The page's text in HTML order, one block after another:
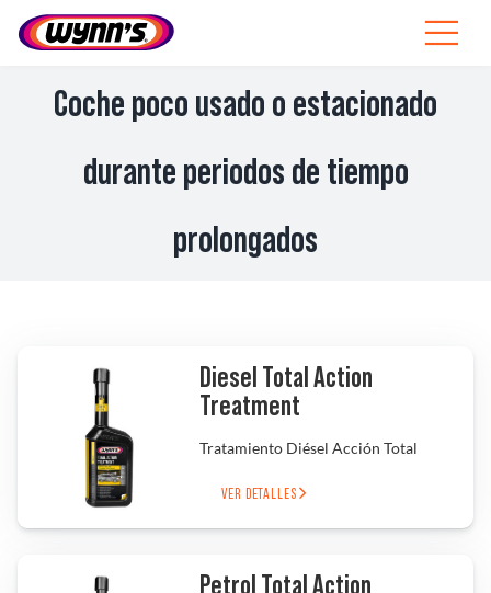
Toggle
Profesionales
Sobre Wynn’s
Solucionador de Problemas
Coche poco usado o estacionado
durante periodos de tiempo
prolongados
Diesel Total Action
Treatment
Tratamiento Diésel Acción Total
VER DETALLES
Petrol Total Action